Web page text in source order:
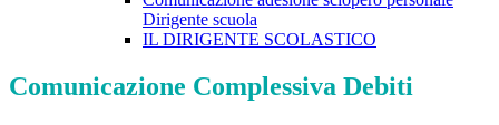
Dirigente scuola
IL DIRIGENTE SCOLASTICO
Comunicazione Complessiva Debiti